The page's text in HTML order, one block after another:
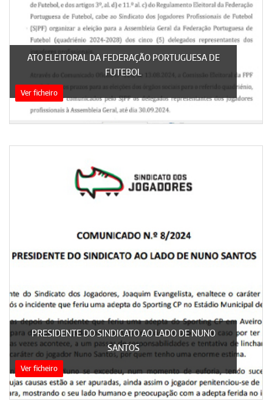
ATO ELEITORAL DA FEDERAÇÃO PORTUGUESA DE
FUTEBOL
Ver ficheiro
PRESIDENTE DO SINDICATO AO LADO DE NUNO
SANTOS
Ver ficheiro